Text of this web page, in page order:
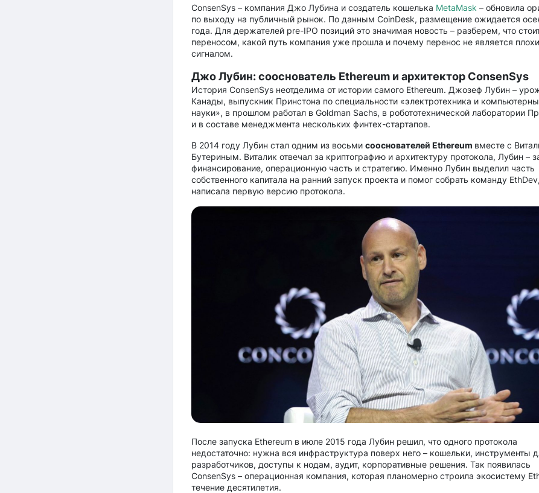
ConsenSys – компания Джо Лубина и создатель кошелька MetaMask – обновила
по выходу на публичный рынок. По данным CoinDesk, размещение ожидается
года. Для держателей pre-IPO позиций это значимая новость – разберем, что
переносом, какой путь компания уже прошла и почему перенос не является
сигналом.
Джо Лубин: сооснователь Ethereum и архитектор ConsenSys
История ConsenSys неотделима от истории самого Ethereum. Джозеф Лубин –
Канады, выпускник Принстона по специальности «электротехника и
науки», в прошлом работал в Goldman Sachs, в робототехнической лаборатории
и в составе менеджмента нескольких финтех-стартапов.
В 2014 году Лубин стал одним из восьми сооснователей Ethereum вместе с
Бутериным. Виталик отвечал за криптографию и архитектуру протокола, Лубин –
финансирование, операционную часть и стратегию. Именно Лубин выделил часть
собственного капитала на ранний запуск проекта и помог собрать команду
написала первую версию протокола.
После запуска Ethereum в июле 2015 года Лубин решил, что одного протокола
недостаточно: нужна вся инфраструктура поверх него – кошельки, инструменты
разработчиков, доступы к нодам, аудит, корпоративные решения. Так появилась
ConsenSys – операционная компания, которая планомерно строила экосистему
течение десятилетия.